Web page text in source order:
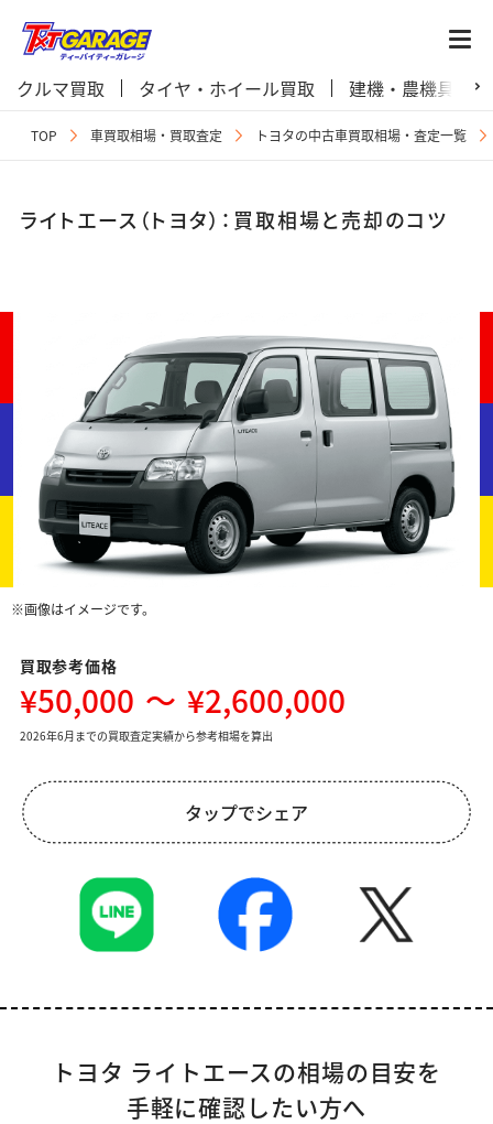
クルマ買取 タイヤ・ホイール買取 建機・農機具買取
TOP 車買取相場・買取査定 トヨタの中古車買取相場・査定一覧
ライトエース（トヨタ）：買取相場と売却のコツ
※画像はイメージです。
買取参考価格
¥50,000 ～ ¥2,600,000
2026年6月までの買取査定実績から参考相場を算出
タップでシェア
トヨタ ライトエースの相場の目安を
手軽に確認したい方へ